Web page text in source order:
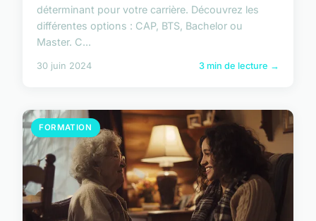
déterminant pour votre carrière. Découvrez les
différentes options : CAP, BTS, Bachelor ou
Master. C...
30 juin 2024 3 min de lecture →
FORMATION